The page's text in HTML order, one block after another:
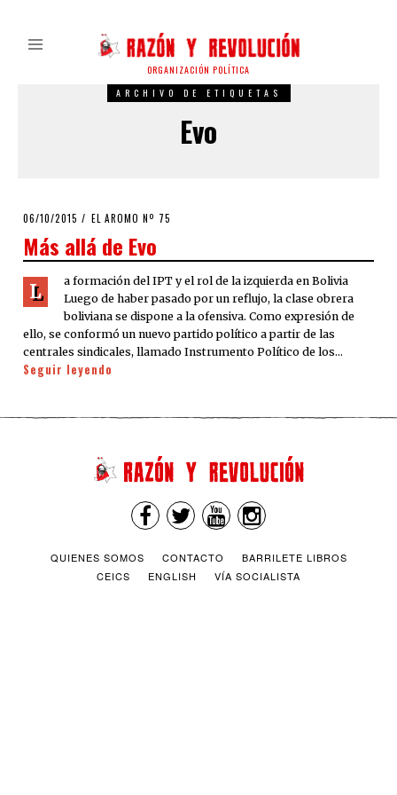
ORGANIZACIÓN POLÍTICA
ARCHIVO DE ETIQUETAS
Evo
POSTED
06/10/2015 06/10/2015
EL AROMO Nº 75
Más allá de Evo
L
a formación del IPT y el rol de la izquierda en Bolivia
Luego de haber pasado por un reflujo, la clase obrera
boliviana se dispone a la ofensiva. Como expresión de
ello, se conformó un nuevo partido político a partir de las
centrales sindicales, llamado Instrumento Político de los…
Seguir leyendo
QUIENES SOMOS CONTACTO
BARRILETE LIBROS
CEICS
ENGLISH VÍA SOCIALISTA